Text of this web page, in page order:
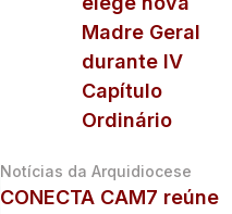
Madre Geral
durante IV
Capítulo
Ordinário
Notícias da Arquidiocese
CONECTA CAM7 reúne